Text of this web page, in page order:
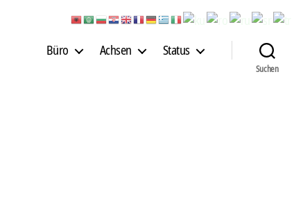
Büro Achsen Status
Suchen